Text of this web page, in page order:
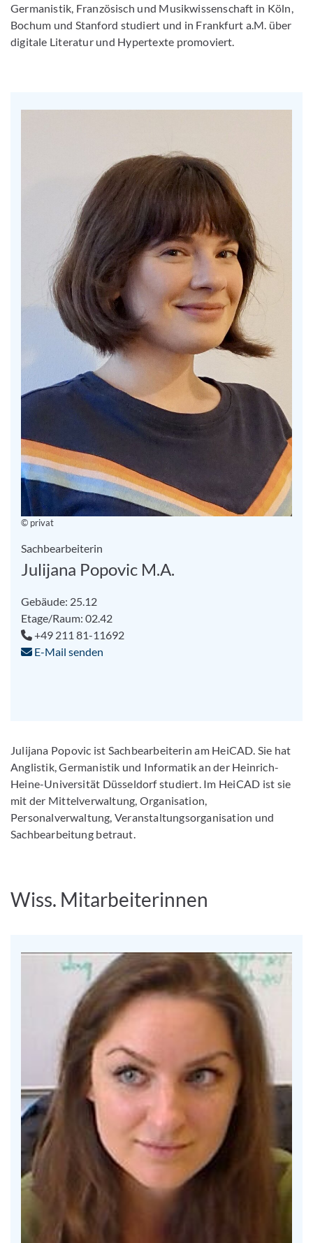
Germanistik, Französisch und Musikwissenschaft in Köln,
Bochum und Stanford studiert und in Frankfurt a.M. über
digitale Literatur und Hypertexte promoviert.
© privat
Sachbearbeiterin
Julijana Popovic M.A.
Gebäude: 25.12
Etage/Raum: 02.42
+49 211 81-11692
E-Mail senden
Julijana Popovic ist Sachbearbeiterin am HeiCAD. Sie hat
Anglistik, Germanistik und Informatik an der Heinrich-
Heine-Universität Düsseldorf studiert. Im HeiCAD ist sie
mit der Mittelverwaltung, Organisation,
Personalverwaltung, Veranstaltungsorganisation und
Sachbearbeitung betraut.
Wiss. Mitarbeiterinnen